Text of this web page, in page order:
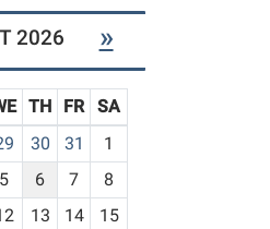
2026 »
TH FR
SA
30 31
1
5 6 7
8
13 14
15